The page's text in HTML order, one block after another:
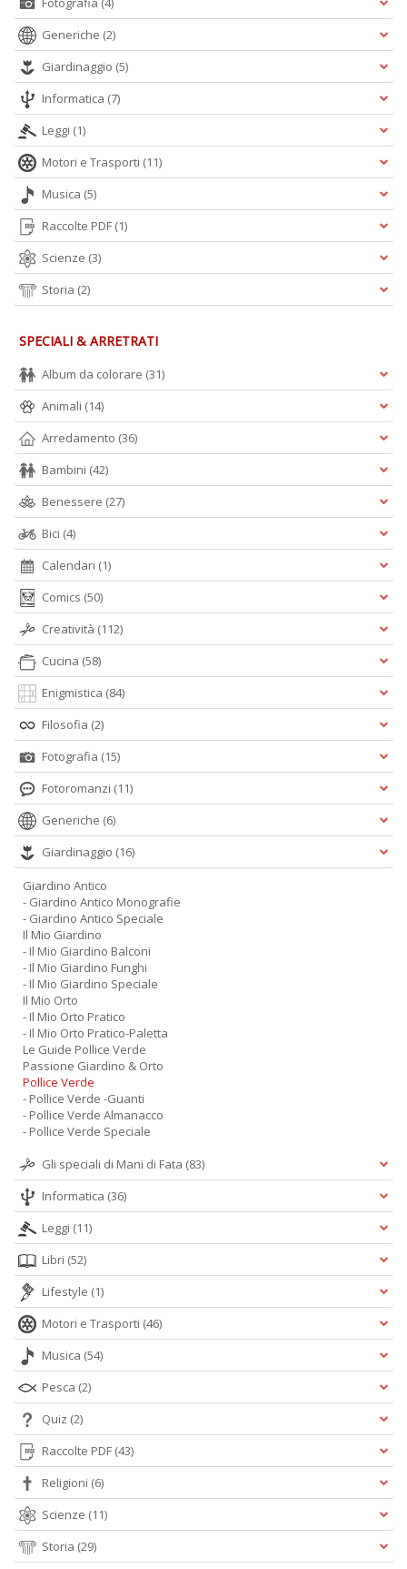
Generiche (2)
Giardinaggio (5)
Informatica (7)
Leggi (1)
Motori e Trasporti (11)
Musica (5)
Raccolte PDF (1)
Scienze (3)
Storia (2)
SPECIALI & ARRETRATI
Album da colorare (31)
Animali (14)
Arredamento (36)
Bambini (42)
Benessere (27)
Bici (4)
Calendari (1)
Comics (50)
Creatività (112)
Cucina (58)
Enigmistica (84)
Filosofia (2)
Fotografia (15)
Fotoromanzi (11)
Generiche (6)
Giardinaggio (16)
Giardino Antico
- Giardino Antico Monografie
- Giardino Antico Speciale
Il Mio Giardino
- Il Mio Giardino Balconi
- Il Mio Giardino Funghi
- Il Mio Giardino Speciale
Il Mio Orto
- Il Mio Orto Pratico
- Il Mio Orto Pratico-Paletta
Le Guide Pollice Verde
Passione Giardino & Orto
Pollice Verde
- Pollice Verde -Guanti
- Pollice Verde Almanacco
- Pollice Verde Speciale
Gli speciali di Mani di Fata (83)
Informatica (36)
Leggi (11)
Libri (52)
Lifestyle (1)
Motori e Trasporti (46)
Musica (54)
Pesca (2)
Quiz (2)
Raccolte PDF (43)
Religioni (6)
Scienze (11)
Storia (29)